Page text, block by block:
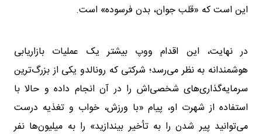
این است که «قلب جوان، بدن فرسوده» است.
در نهایت، این اقدام ووپ بیشتر یک عملیات بازاریابی
هوشمندانه به نظر می‌رسد؛ شرکتی که رونالدو یکی از بزرگ‌ترین
سرمایه‌گذاری‌های شخصی‌اش را در آن انجام داده و حالا با
استفاده از شهرت او، پیام «با ورزش، خواب و تغذیه درست
می‌توانید پیر شدن را به تأخیر بیندازید» را به میلیون‌ها نفر